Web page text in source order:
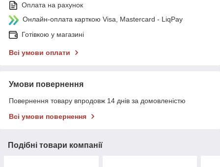
Оплата на рахунок
Онлайн-оплата карткою Visa, Mastercard - LiqPay
Готівкою у магазині
Всі умови оплати
Умови повернення
Повернення товару впродовж 14 днів за домовленістю
Всі умови повернення
Подібні товари компанії